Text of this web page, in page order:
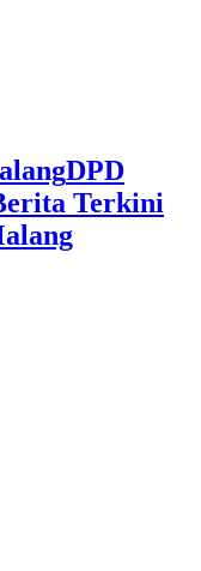
DPD
Terkini